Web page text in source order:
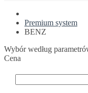
Premium system
BENZ
Wybór według
Cena